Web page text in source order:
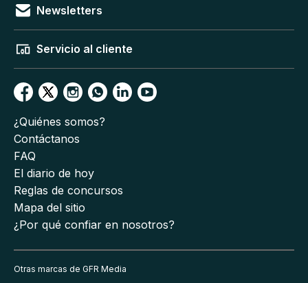
Newsletters
Servicio al cliente
¿Quiénes somos?
Contáctanos
FAQ
El diario de hoy
Reglas de concursos
Mapa del sitio
¿Por qué confiar en nosotros?
Otras marcas de GFR Media